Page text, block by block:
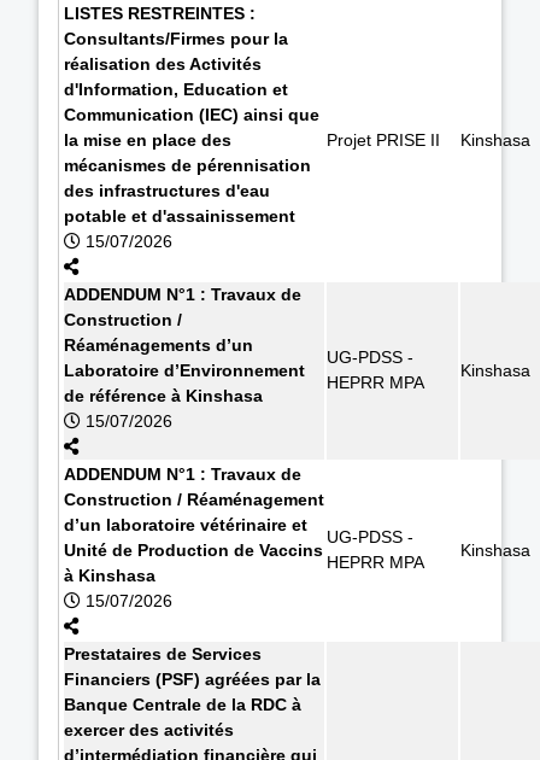
LISTES RESTREINTES :
Consultants/Firmes pour la
réalisation des Activités
d'Information, Education et
Communication (IEC) ainsi que
la mise en place des
mécanismes de pérennisation
des infrastructures d'eau
potable et d'assainissement
15/07/2026
Projet PRISE II Kinshasa
ADDENDUM N°1 : Travaux de
Construction /
Réaménagements d’un
Laboratoire d’Environnement
de référence à Kinshasa
15/07/2026
UG-PDSS -
HEPRR MPA
Kinshasa
ADDENDUM N°1 : Travaux de
Construction / Réaménagement
d’un laboratoire vétérinaire et
Unité de Production de Vaccins
à Kinshasa
15/07/2026
UG-PDSS -
HEPRR MPA
Kinshasa
Prestataires de Services
Financiers (PSF) agréées par la
Banque Centrale de la RDC à
exercer des activités
d’intermédiation financière qui